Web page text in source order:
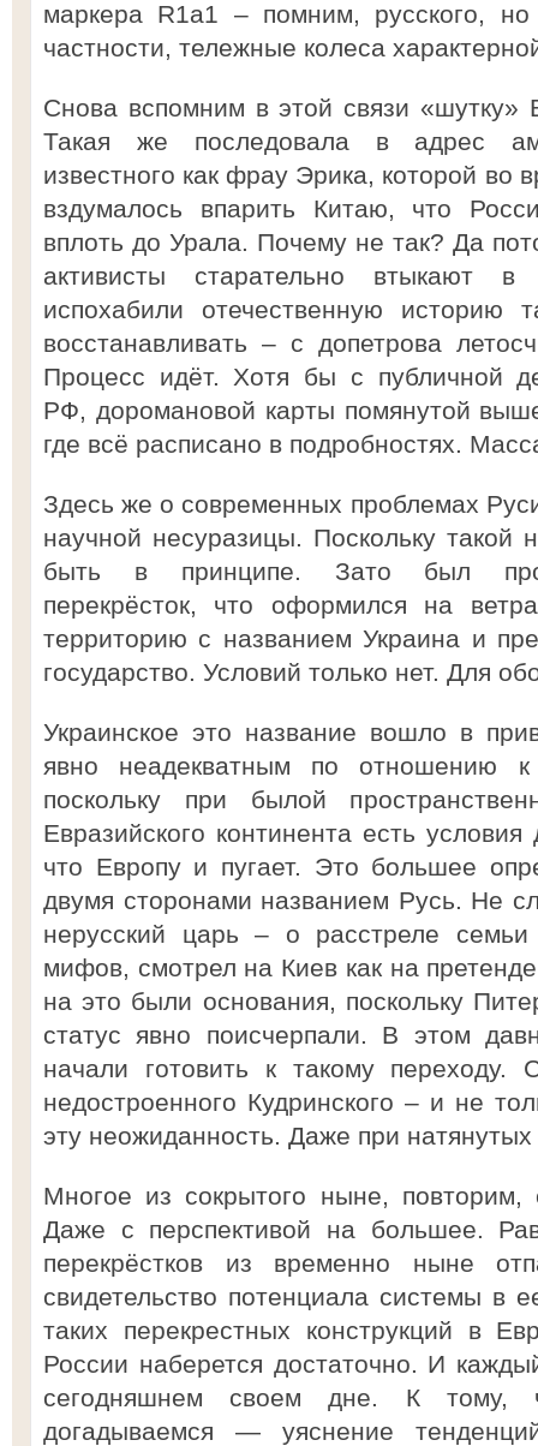
маркера R1a1 – помним, русского,
частности, тележные колеса
Снова вспомним в этой связи «шутку»
Такая же последовала в адрес
известного как фрау Эрика, которой во
вздумалось впарить Китаю, что
вплоть до Урала. Почему не так? Да
активисты старательно втыкают
испохабили отечественную историю
восстанавливать – с допетрова
Процесс идёт. Хотя бы с публичной
РФ, доромановой карты помянутой
где всё расписано в подробностях.
Здесь же о современных проблемах
научной несуразицы. Поскольку такой
быть в принципе. Зато был
перекрёсток, что оформился на
территорию с названием Украина и
государство. Условий только нет. Для
Украинское это название вошло в
явно неадекватным по отношению
поскольку при былой
Евразийского континента есть
что Европу и пугает. Это большее
двумя сторонами названием Русь. Не
нерусский царь – о расстреле
мифов, смотрел на Киев как на
на это были основания, поскольку
статус явно поисчерпали. В этом
начали готовить к такому переходу.
недостроенного Кудринского – и не
эту неожиданность. Даже при
Многое из сокрытого ныне, повторим,
Даже с перспективой на большее.
перекрёстков из временно ныне
свидетельство потенциала системы в
таких перекрестных конструкций в
России наберется достаточно. И
сегодняшнем своем дне. К
догадываемся — уяснение